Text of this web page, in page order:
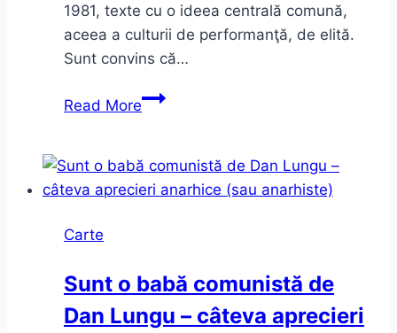
1981, texte cu o ideea centrală comună,
aceea a culturii de performanţă, de elită.
Sunt convins că…
Read MoreDespre
Carte
Sunt o babă comunistă de
Dan Lungu – câteva aprecieri